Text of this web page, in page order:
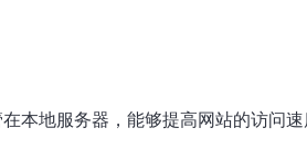
本地服务器，能够提高网站的访问